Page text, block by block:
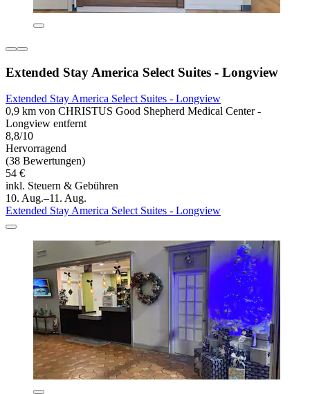
Extended Stay America Select Suites - Longview
Extended Stay America Select Suites - Longview
0,9 km von CHRISTUS Good Shepherd Medical Center -
Longview entfernt
8,8/10
Hervorragend
(38 Bewertungen)
54 €
inkl. Steuern & Gebühren
10. Aug.–11. Aug.
Extended Stay America Select Suites - Longview